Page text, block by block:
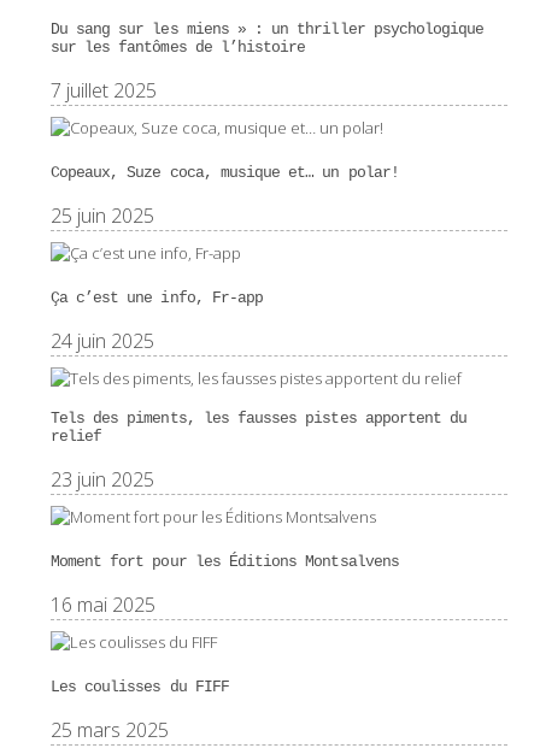
Du sang sur les miens » : un thriller psychologique
sur les fantômes de l’histoire
7 juillet 2025
Copeaux, Suze coca, musique et… un polar!
25 juin 2025
Ça c’est une info, Fr-app
24 juin 2025
Tels des piments, les fausses pistes apportent du
relief
23 juin 2025
Moment fort pour les Éditions Montsalvens
16 mai 2025
Les coulisses du FIFF
25 mars 2025